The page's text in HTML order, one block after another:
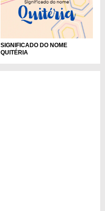
SIGNIFICADO DO NOME
QUITÉRIA